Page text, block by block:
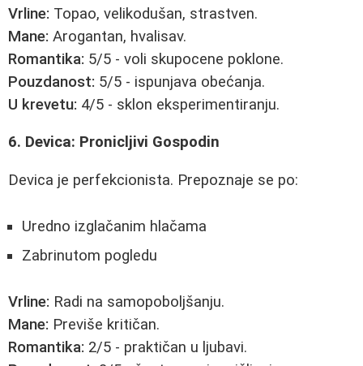
Vrline: Topao, velikodušan, strastven.
Mane: Arogantan, hvalisav.
Romantika: 5/5 - voli skupocene poklone.
Pouzdanost: 5/5 - ispunjava obećanja.
U krevetu: 4/5 - sklon eksperimentiranju.
6. Devica: Pronicljivi Gospodin
Devica je perfekcionista. Prepoznaje se po:
Uredno izglačanim hlačama
Zabrinutom pogledu
Vrline: Radi na samopoboljšanju.
Mane: Previše kritičan.
Romantika: 2/5 - praktičan u ljubavi.